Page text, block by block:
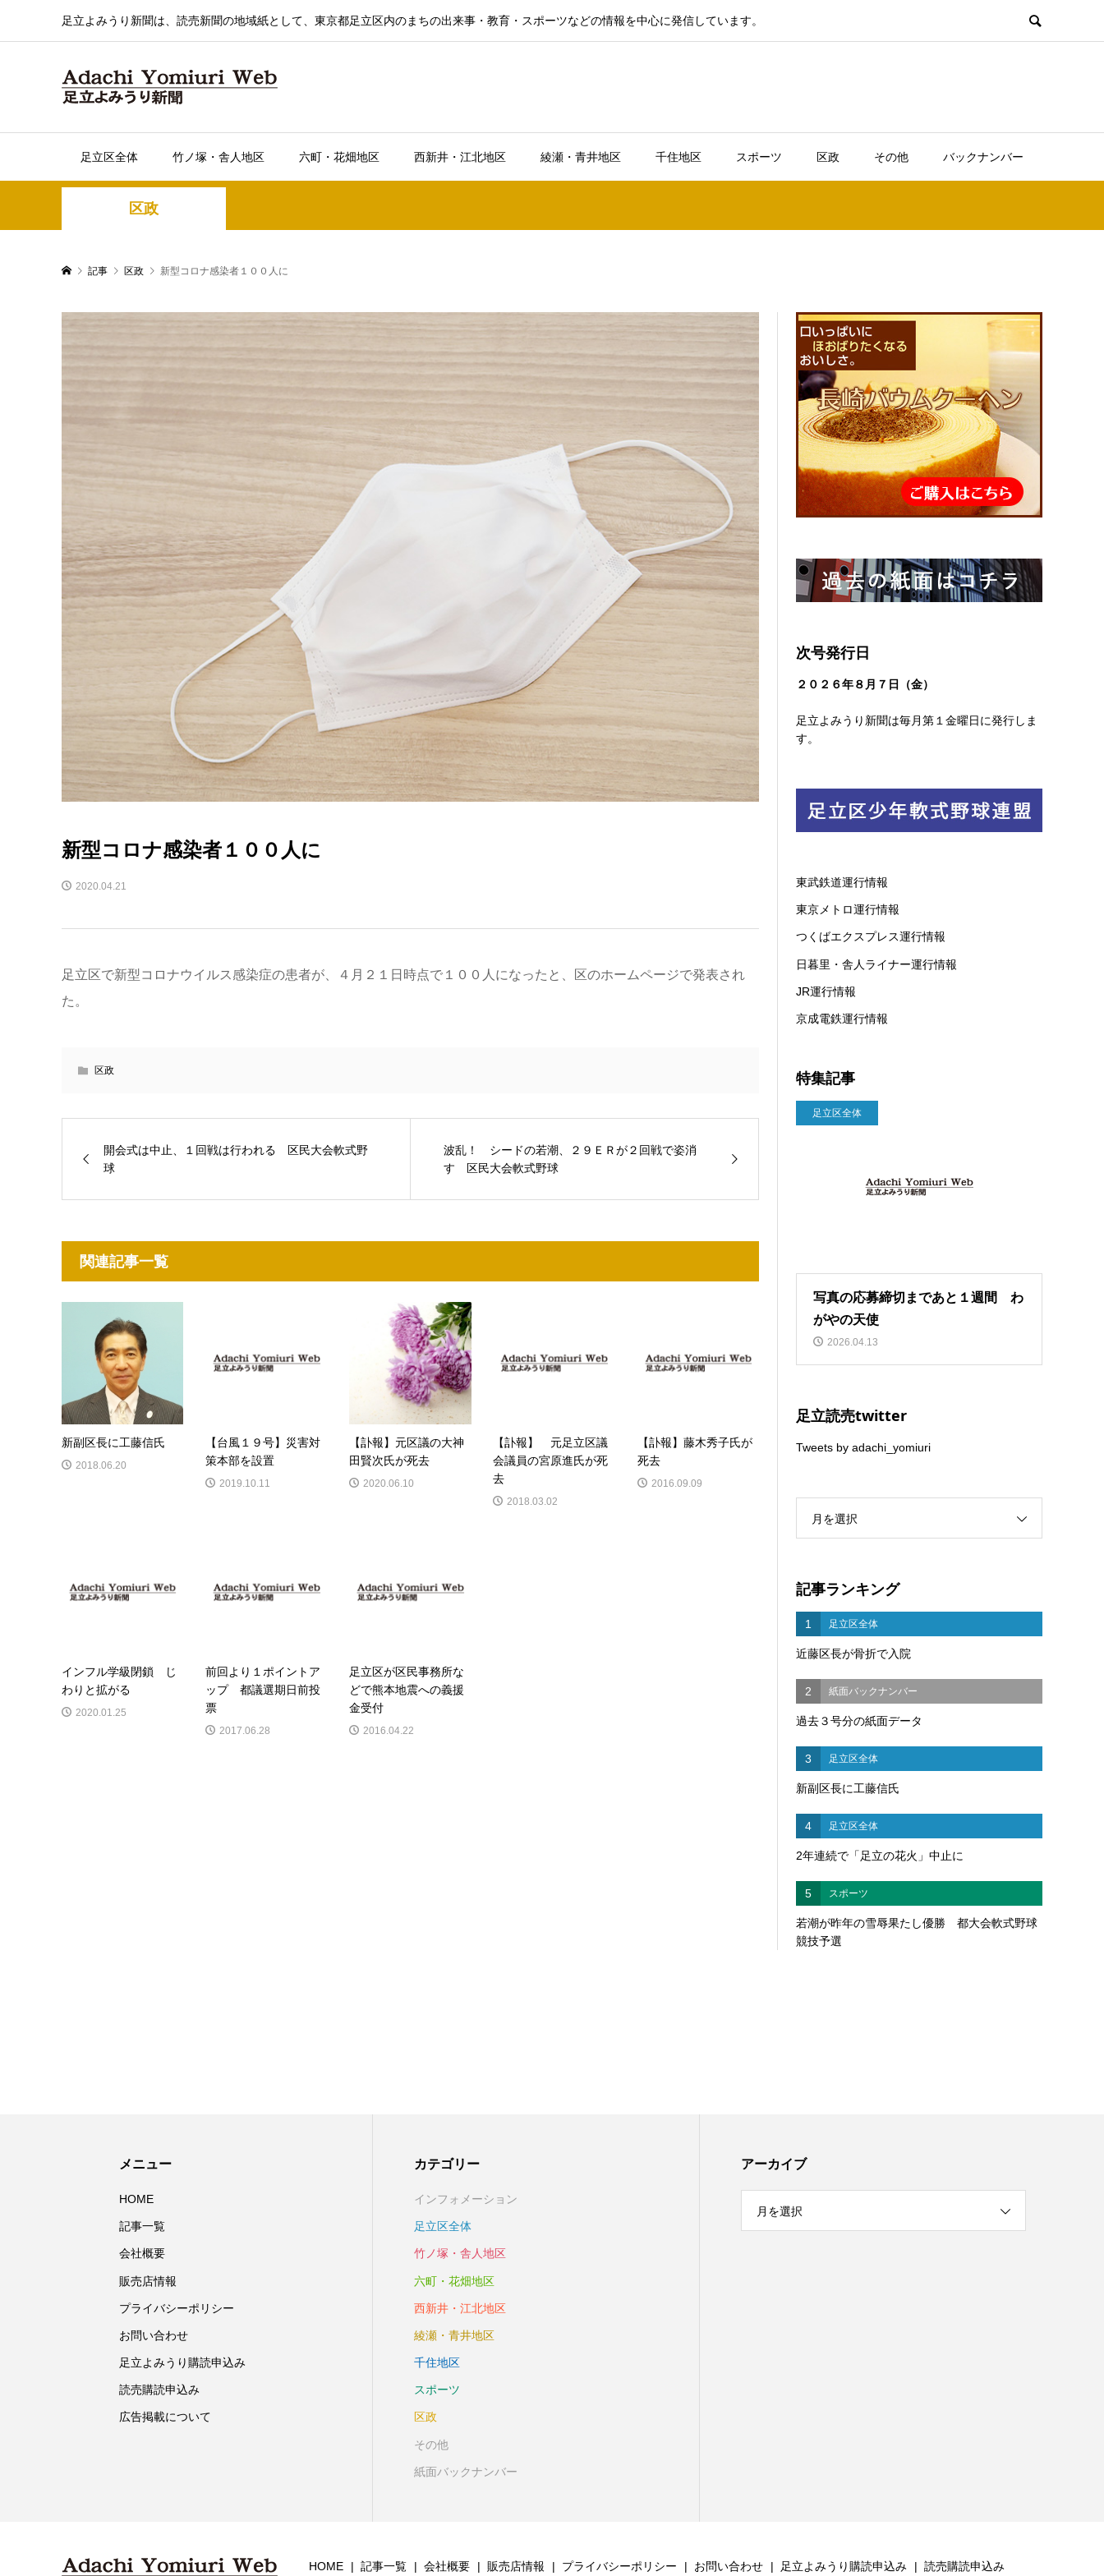
足立よみうり新聞は、読売新聞の地域紙として、東京都足立区内のまちの出来事・教育・スポーツなどの情報を中心に発信しています。
足立区全体 竹ノ塚・舎人地区 六町・花畑地区 西新井・江北地区 綾瀬・青井地区 千住地区 スポーツ 区政 その他 バックナンバー
区政
記事 区政 新型コロナ感染者１００人に
新型コロナ感染者１００人に
2020.04.21
足立区で新型コロナウイルス感染症の患者が、４月２１日時点で１００人になったと、区のホームページで発表され
た。
区政
開会式は中止、１回戦は行われる 区民大会軟式野
球
波乱！ シードの若潮、２９ＥＲが２回戦で姿消
す 区民大会軟式野球
関連記事一覧
新副区長に工藤信氏
2018.06.20
【台風１９号】災害対
策本部を設置
2019.10.11
【訃報】元区議の大神
田賢次氏が死去
2020.06.10
【訃報】 元足立区議
会議員の宮原進氏が死
去
2018.03.02
【訃報】藤木秀子氏が
死去
2016.09.09
インフル学級閉鎖 じ
わりと拡がる
2020.01.25
前回より１ポイントア
ップ 都議選期日前投
票
2017.06.28
足立区が区民事務所な
どで熊本地震への義援
金受付
2016.04.22
次号発行日
２０２６年８ 月７日（金）
足立よみうり新聞は毎月第１金曜日に発行しま
す。
東武鉄道運行情報
東京メトロ運行情報
つくばエクスプレス運行情報
日暮里・舎人ライナー運行情報
JR運行情報
京成電鉄運行情報
特集記事
足立区全体
写真の応募締切まであと１週間 わ
がやの天使
2026.04.13
足立読売twitter
Tweets by adachi_yomiuri
月を選択
記事ランキング
1 足立区全体
近藤区長が骨折で入院
2 紙面バックナンバー
過去３号分の紙面データ
3 足立区全体
新副区長に工藤信氏
4 足立区全体
2年連続で「足立の花火」中止に
5 スポーツ
若潮が昨年の雪辱果たし優勝 都大会軟式野球
競技予選
メニュー
HOME
記事一覧
会社概要
販売店情報
プライバシーポリシー
お問い合わせ
足立よみうり購読申込み
読売購読申込み
広告掲載について
カテゴリー
インフォメーション
足立区全体
竹ノ塚・舎人地区
六町・花畑地区
西新井・江北地区
綾瀬・青井地区
千住地区
スポーツ
区政
その他
紙面バックナンバー
アーカイブ
月を選択
HOME 記事一覧 会社概要 販売店情報 プライバシーポリシー お問い合わせ 足立よみうり購読申込み 読売購読申込み